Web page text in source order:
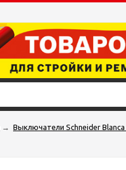
→ Выключатели Schneider